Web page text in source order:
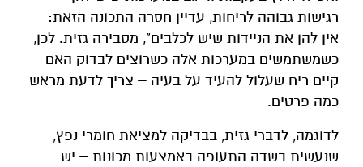
רגישות גבוהה לריחות, עדיין חסרה התכונה הזאת:
אין להן את הניידות שיש לכלבים", מסבירה גזית. לכן,
כשמשתמשים במערכות אלה כשרוצים לבדוק האם
קיים ריח שעלול להעיד על בעיה – צריך לדעת מראש
כמה פרטים.
לדוגמה, לדברי גזית, בבדיקה למציאת חומרי נפץ,
שנעשית בשדה התעופה באמצעות מכונות – יש